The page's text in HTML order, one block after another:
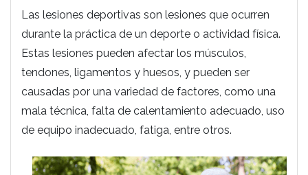
Las lesiones deportivas son lesiones que ocurren
durante la práctica de un deporte o actividad física.
Estas lesiones pueden afectar los músculos,
tendones, ligamentos y huesos, y pueden ser
causadas por una variedad de factores, como una
mala técnica, falta de calentamiento adecuado, uso
de equipo inadecuado, fatiga, entre otros.